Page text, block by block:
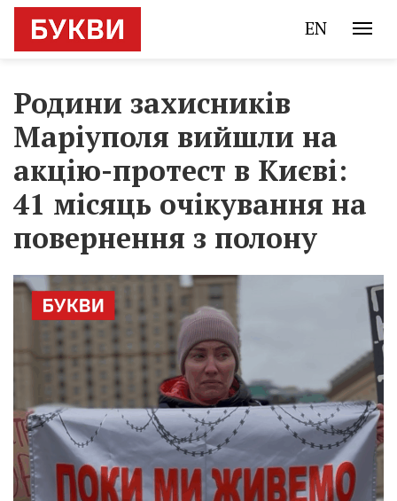
EN
Родини захисників
Маріуполя вийшли на
акцію-протест в Києві:
41 місяць очікування на
повернення з полону